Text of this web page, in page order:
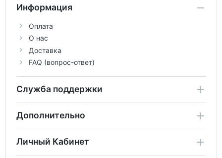
Информация
Оплата
О нас
Доставка
FAQ (вопрос-ответ)
Служба поддержки
Дополнительно
Личный Кабинет